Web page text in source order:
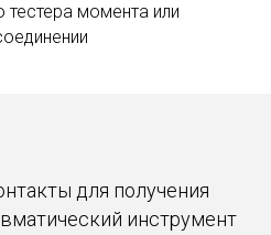
момента или
для получения
инструмент